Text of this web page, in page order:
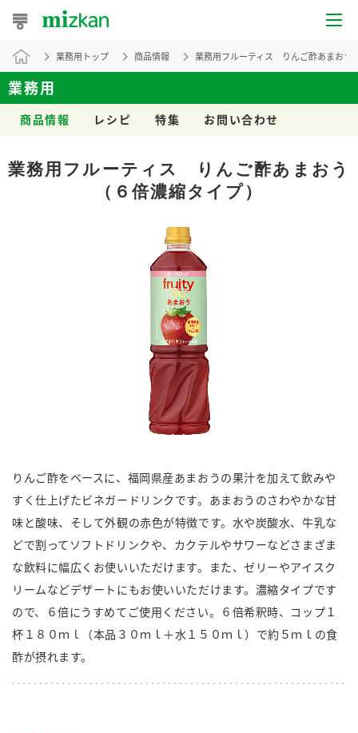
おうちレシピ
おすすめレシピ
レシピカテゴリ一覧
お酢ドリンク ぽん酢
みりん風・料理酒 鍋用調味料
つゆ たれ
スープ 中華
ブランド・スペシャルサイト
ブランド・スペシャルサイト トップ
商品ブランドサイト
Fibee（ファイビー）
カンタン酢
お酢ドリンク
味ぽん
国内事業概要
ミツカングループについて
業務用トップ 商品情報 業務用フルーティス りんご酢あまおう
業務用
商品情報 レシピ 特集 お問い合わせ
業務用フルーティス りんご酢あまおう
（６倍濃縮タイプ）
りんご酢をベースに、福岡県産あまおうの果汁を加えて飲みや
すく仕上げたビネガードリンクです。あまおうのさわやかな甘
味と酸味、そして外観の赤色が特徴です。水や炭酸水、牛乳な
どで割ってソフトドリンクや、カクテルやサワーなどさまざま
な飲料に幅広くお使いいただけます。また、ゼリーやアイスク
リームなどデザートにもお使いいただけます。濃縮タイプです
ので、６倍にうすめてご使用ください。６倍希釈時、コップ１
杯１８０ｍｌ（本品３０ｍｌ＋水１５０ｍｌ）で約５ｍｌの食
酢が摂れます。